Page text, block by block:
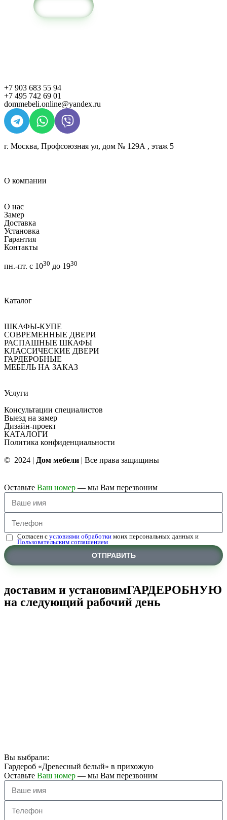
+7 903 683 55 94
+7 495 742 69 01
dommebeli.online@yandex.ru
г. Москва, Профсоюзная ул, дом № 129А , этаж 5
О компании
О нас
Замер
Доставка
Установка
Гарантия
Контакты
пн.-пт. с 1030 до 1930
Каталог
ШКАФЫ-КУПЕ
СОВРЕМЕННЫЕ ДВЕРИ
РАСПАШНЫЕ ШКАФЫ
КЛАССИЧЕСКИЕ ДВЕРИ
ГАРДЕРОБНЫЕ
МЕБЕЛЬ НА ЗАКАЗ
Услуги
Консультации специалистов
Выезд на замер
Дизайн-проект
КАТАЛОГИ
Политика конфиденциальности
© 2024 | Дом мебели | Все права защищины
Оставьте Ваш номер — мы Вам перезвоним
Согласен с условиями обработкимоих персональных данных и
Пользовательским соглашением
ОТПРАВИТЬ
доставим и установимГАРДЕРОБНУЮ
на следующий рабочий день
Вы выбрали:
Гардероб «Древесный белый» в прихожую
Оставьте Ваш номер — мы Вам перезвоним